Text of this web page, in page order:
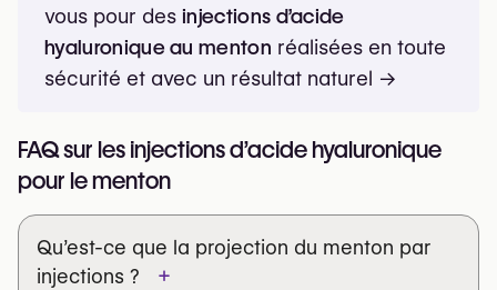
vous pour des injections d’acide
hyaluronique au menton réalisées en toute
sécurité et avec un résultat naturel →
FAQ sur les injections d’acide hyaluronique
pour le menton
Qu’est-ce que la projection du menton par
injections ?
+